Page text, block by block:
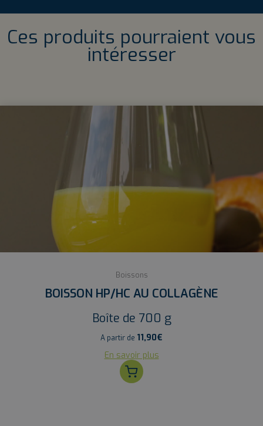
Ces produits pourraient vous
intéresser
Boissons
BOISSON HP/HC AU COLLAGÈNE
Boîte de 700 g
A partir de 11,90€
En savoir plus